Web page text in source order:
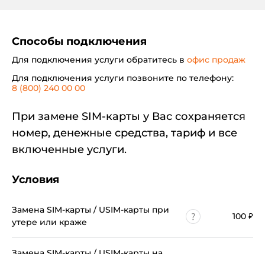
Способы подключения
Для подключения услуги обратитесь в офис продаж
Для подключения услуги позвоните по телефону:
8 (800) 240 00 00
При замене SIM-карты у Вас сохраняется
номер, денежные средства, тариф и все
включенные услуги.
Условия
Замена SIM-карты / USIM-карты при
утере или краже
100 ₽
При обращении нерезидента требуется один из
следующих документов:
удостоверение личности гражданина
идентификационная карта
заграничный паспорт;
дипломатический паспорт;
служебный паспорт;
удостоверение беженца;
удостоверение личности лица,